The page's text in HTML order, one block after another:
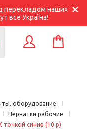
перекладом наших
все Україна!
КОРЗИНА
оборудование
Перчатки рабочие
точкой синие (10 р)